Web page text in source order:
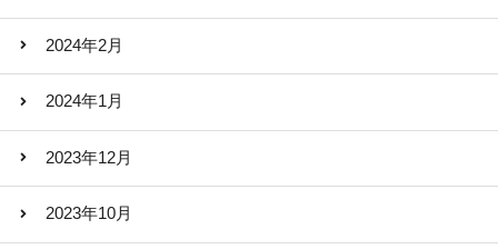
2024年2月
2024年1月
2023年12月
2023年10月